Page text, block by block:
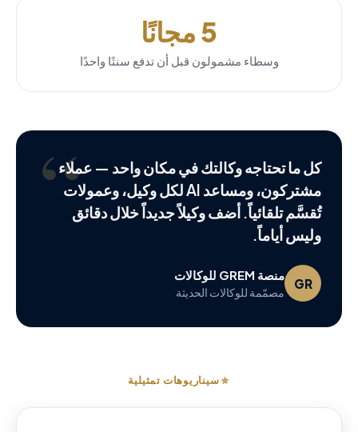
5 مجانًا
وسطاء مشمولون قبل أن تدفع سنتًا واحدًا
“
كل ما تحتاجه وكالتك في مكان واحد — عملاء
مشتركون، ومساعد AI لكل وكيل، وعمولات
تُقسَّم تلقائياً. أضف وكيلاً جديداً خلال دقائق
وليس أياماً.
GR
منصة GREM للوكالات
مصمّمة للوكالات الحديثة
سيناريوهات تمثيلية